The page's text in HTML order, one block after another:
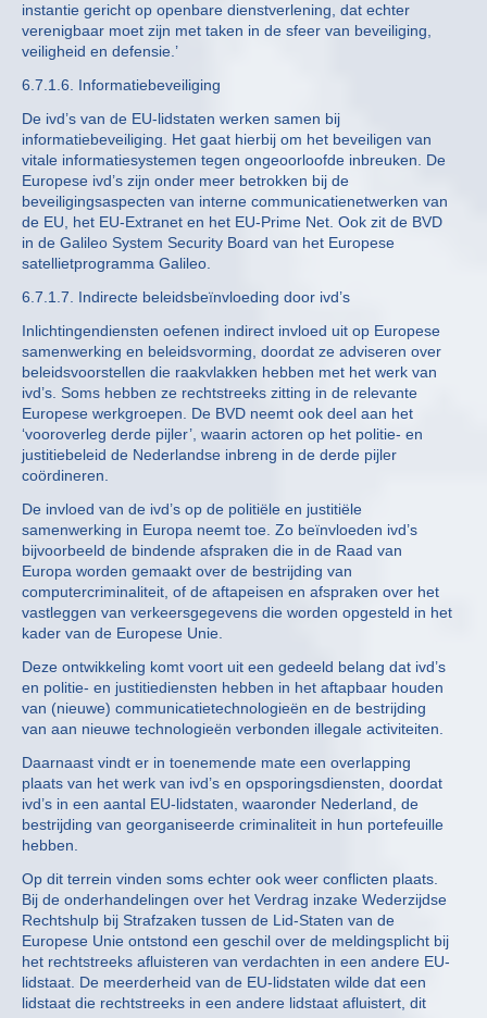
instantie gericht op openbare dienstverlening, dat echter
verenigbaar moet zijn met taken in de sfeer van beveiliging,
veiligheid en defensie.’
6.7.1.6. Informatiebeveiliging
De ivd’s van de EU-lidstaten werken samen bij
informatiebeveiliging. Het gaat hierbij om het beveiligen van
vitale informatiesystemen tegen ongeoorloofde inbreuken. De
Europese ivd’s zijn onder meer betrokken bij de
beveiligingsaspecten van interne communicatienetwerken van
de EU, het EU-Extranet en het EU-Prime Net. Ook zit de BVD
in de Galileo System Security Board van het Europese
satellietprogramma Galileo.
6.7.1.7. Indirecte beleidsbeïnvloeding door ivd’s
Inlichtingendiensten oefenen indirect invloed uit op Europese
samenwerking en beleidsvorming, doordat ze adviseren over
beleidsvoorstellen die raakvlakken hebben met het werk van
ivd’s. Soms hebben ze rechtstreeks zitting in de relevante
Europese werkgroepen. De BVD neemt ook deel aan het
‘vooroverleg derde pijler’, waarin actoren op het politie- en
justitiebeleid de Nederlandse inbreng in de derde pijler
coördineren.
De invloed van de ivd’s op de politiële en justitiële
samenwerking in Europa neemt toe. Zo beïnvloeden ivd’s
bijvoorbeeld de bindende afspraken die in de Raad van
Europa worden gemaakt over de bestrijding van
computercriminaliteit, of de aftapeisen en afspraken over het
vastleggen van verkeersgegevens die worden opgesteld in het
kader van de Europese Unie.
Deze ontwikkeling komt voort uit een gedeeld belang dat ivd’s
en politie- en justitiediensten hebben in het aftapbaar houden
van (nieuwe) communicatietechnologieën en de bestrijding
van aan nieuwe technologieën verbonden illegale activiteiten.
Daarnaast vindt er in toenemende mate een overlapping
plaats van het werk van ivd’s en opsporingsdiensten, doordat
ivd’s in een aantal EU-lidstaten, waaronder Nederland, de
bestrijding van georganiseerde criminaliteit in hun portefeuille
hebben.
Op dit terrein vinden soms echter ook weer conflicten plaats.
Bij de onderhandelingen over het Verdrag inzake Wederzijdse
Rechtshulp bij Strafzaken tussen de Lid-Staten van de
Europese Unie ontstond een geschil over de meldingsplicht bij
het rechtstreeks afluisteren van verdachten in een andere EU-
lidstaat. De meerderheid van de EU-lidstaten wilde dat een
lidstaat die rechtstreeks in een andere lidstaat afluistert, dit